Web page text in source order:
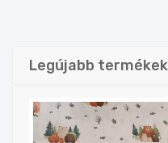
Legújabb termékek